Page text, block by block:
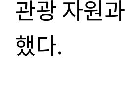
관광 자원
했다.